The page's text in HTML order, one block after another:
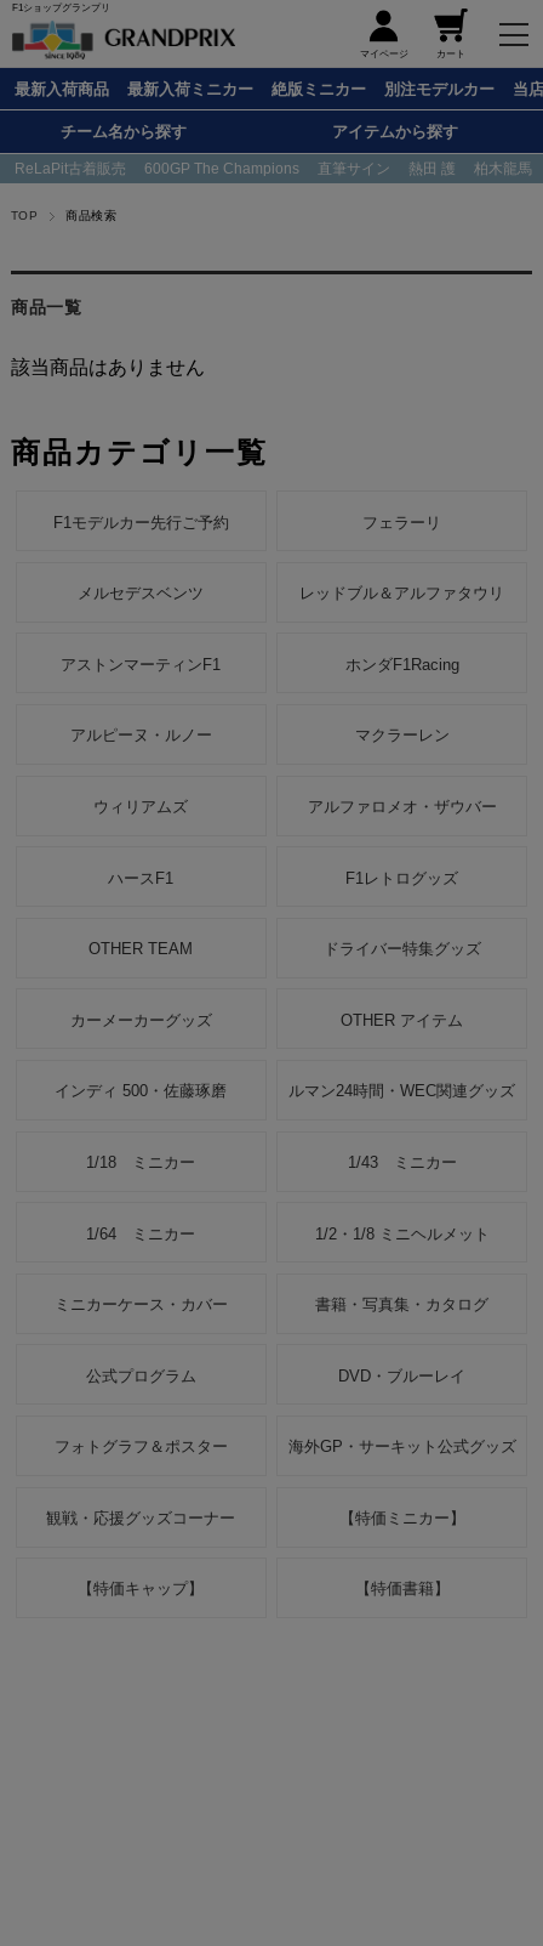
F1ショップグランプリ
マイページ カート
最新入荷商品 最新入荷ミニカー 絶版ミニカー 別注モデルカー 当
チーム名から探す アイテムから探す
ReLaPit古着販売 600GP The Champions 直筆サイン 熱田 護 柏木龍馬
TOP 商品検索
商品一覧
該当商品はありません
商品カテゴリ一覧
F1モデルカー先行ご予約 フェラーリ
メルセデスベンツ レッドブル＆アルファタウリ
アストンマーティンF1 ホンダF1Racing
アルピーヌ・ルノー マクラーレン
ウィリアムズ アルファロメオ・ザウバー
ハースF1 F1レトログッズ
OTHER TEAM ドライバー特集グッズ
カーメーカーグッズ OTHER アイテム
インディ 500・佐藤琢磨 ルマン24時間・WEC関連グッズ
1/18 ミニカー 1/43 ミニカー
1/64 ミニカー 1/2・1/8 ミニヘルメット
ミニカーケース・カバー 書籍・写真集・カタログ
公式プログラム DVD・ブルーレイ
フォトグラフ＆ポスター 海外GP・サーキット公式グッズ
観戦・応援グッズコーナー 【特価ミニカー】
【特価キャップ】 【特価書籍】